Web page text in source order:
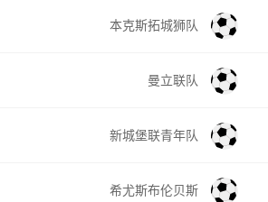
本克斯拓城狮队
曼立联队
新城堡联青年队
希尤斯布伦贝斯